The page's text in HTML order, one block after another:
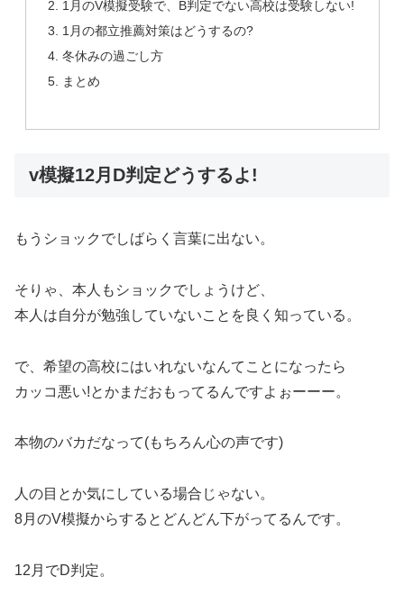
1月のV模擬受験で、B判定でない高校は受験しない!
1月の都立推薦対策はどうするの?
冬休みの過ごし方
まとめ
v模擬12月D判定どうするよ!
もうショックでしばらく言葉に出ない。
そりゃ、本人もショックでしょうけど、
本人は自分が勉強していないことを良く知っている。
で、希望の高校にはいれないなんてことになったら
カッコ悪い!とかまだおもってるんですよぉーーー。
本物のバカだなって(もちろん心の声です)
人の目とか気にしている場合じゃない。
8月のV模擬からするとどんどん下がってるんです。
12月でD判定。